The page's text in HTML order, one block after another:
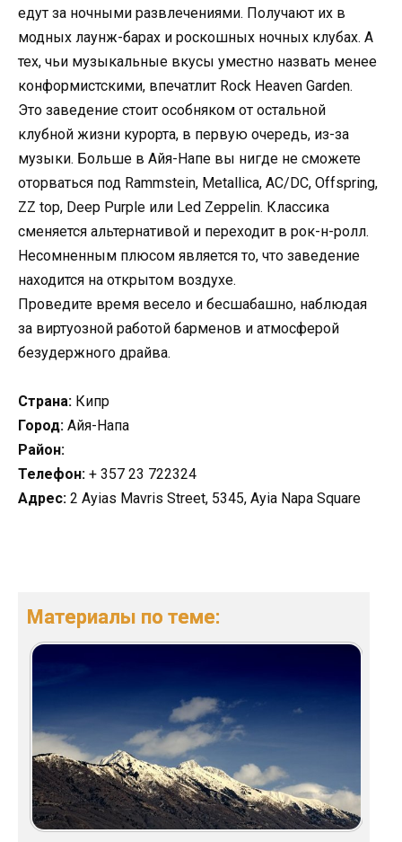
едут за ночными развлечениями. Получают их в
модных лаунж-барах и роскошных ночных клубах. А
тех, чьи музыкальные вкусы уместно назвать менее
конформистскими, впечатлит Rock Heaven Garden.
Это заведение стоит особняком от остальной
клубной жизни курорта, в первую очередь, из-за
музыки. Больше в Айя-Напе вы нигде не сможете
оторваться под Rammstein, Metallica, AC/DC, Offspring,
ZZ top, Deep Purple или Led Zeppelin. Классика
сменяется альтернативой и переходит в рок-н-ролл.
Несомненным плюсом является то, что заведение
находится на открытом воздухе.
Проведите время весело и бесшабашно, наблюдая
за виртуозной работой барменов и атмосферой
безудержного драйва.
Страна: Кипр
Город: Айя-Напа
Район:
Телефон: + 357 23 722324
Адрес: 2 Ayias Mavris Street, 5345, Ayia Napa Square
Материалы по теме: